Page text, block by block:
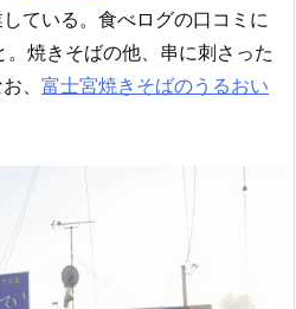
ている。食べログの口コミに
焼きそばの他、串に刺さった
、 富士宮焼きそばのうるおい